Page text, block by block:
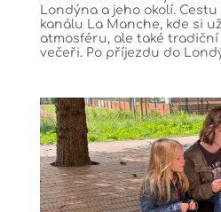
Londýna a jeho okolí.
kanálu La Manche, kde si
atmosféru, ale také
večeři. Po příjezdu do